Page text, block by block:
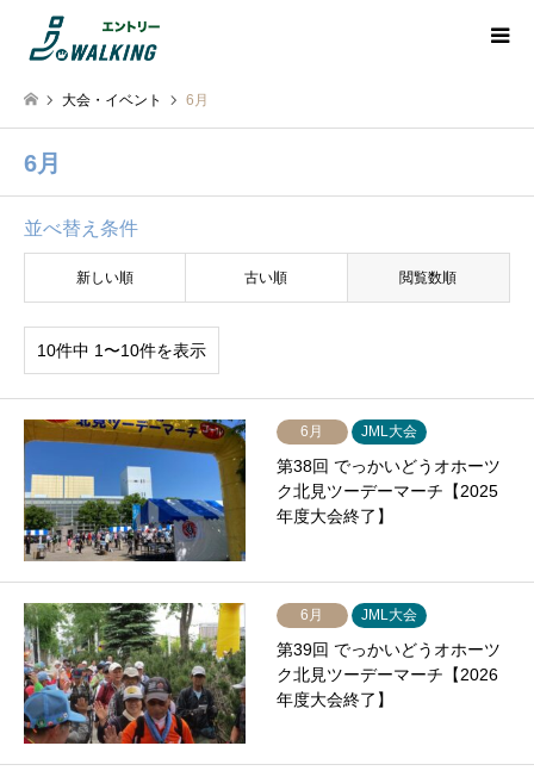
大会・イベント 6月
6月
並べ替え条件
新しい順 古い順 閲覧数順
10件中 1〜10件を表示
6月 JML大会
第38回 でっかいどうオホーツ
ク北見ツーデーマーチ【2025
年度大会終了】
6月 JML大会
第39回 でっかいどうオホーツ
ク北見ツーデーマーチ【2026
年度大会終了】